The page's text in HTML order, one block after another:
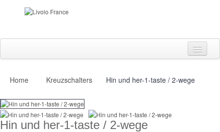
Schalter
Dimmer
Kreuzschalters
Home Kreuzschalters Hin und her-1-taste / 2-wege
Hin und her-1-taste / 2-wege